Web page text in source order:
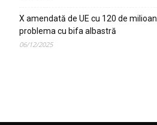
X amendată de UE cu 120 de
problema cu bifa albastră
06/12/2025